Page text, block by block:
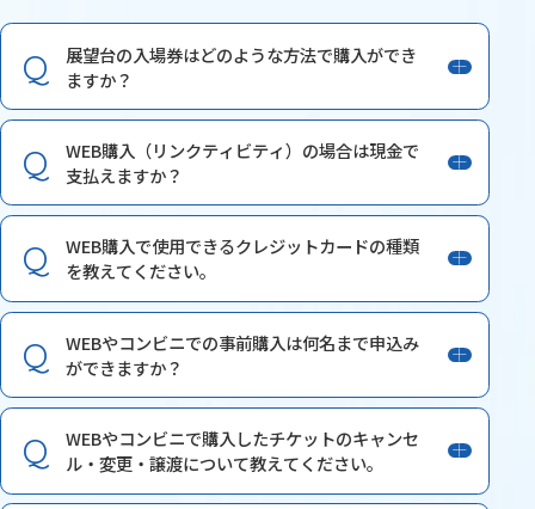
展望台の入場券はどのような方法で購入ができ
ますか？
WEB購入（リンクティビティ）の場合は現金で
支払えますか？
WEB購入で使用できるクレジットカードの種類
を教えてください。
WEBやコンビニでの事前購入は何名まで申込み
ができますか？
WEBやコンビニで購入したチケットのキャンセ
ル・変更・譲渡について教えてください。